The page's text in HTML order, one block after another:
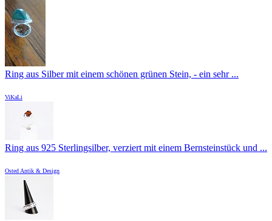
Ring aus Silber mit einem schönen grünen Stein, - ein sehr ...
ViKaLi
Ring aus 925 Sterlingsilber, verziert mit einem Bernsteinstück und ...
Osted Antik & Design